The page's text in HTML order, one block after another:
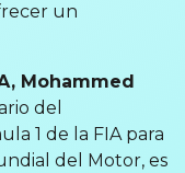
un
Mohammed
del
1 de la FIA para
del Motor, es